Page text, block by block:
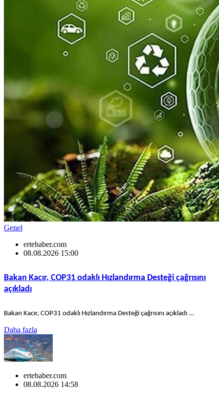
Genel
ertehaber.com
08.08.2026 15:00
Bakan Kacır, COP31 odaklı Hızlandırma Desteği çağrısını
açıkladı
Bakan Kacır, COP31 odaklı Hızlandırma Desteği çağrısını açıkladı ...
Daha fazla
ertehaber.com
08.08.2026 14:58